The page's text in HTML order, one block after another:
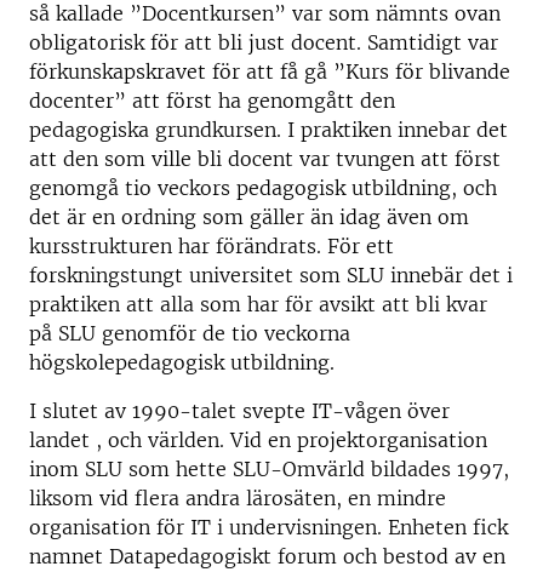
så kallade ”Docentkursen” var som nämnts ovan
obligatorisk för att bli just docent. Samtidigt var
förkunskapskravet för att få gå ”Kurs för blivande
docenter” att först ha genomgått den
pedagogiska grundkursen. I praktiken innebar det
att den som ville bli docent var tvungen att först
genomgå tio veckors pedagogisk utbildning, och
det är en ordning som gäller än idag även om
kursstrukturen har förändrats. För ett
forskningstungt universitet som SLU innebär det i
praktiken att alla som har för avsikt att bli kvar
på SLU genomför de tio veckorna
högskolepedagogisk utbildning.
I slutet av 1990-talet svepte IT-vågen över
landet , och världen. Vid en projektorganisation
inom SLU som hette SLU-Omvärld bildades 1997,
liksom vid flera andra lärosäten, en mindre
organisation för IT i undervisningen. Enheten fick
namnet Datapedagogiskt forum och bestod av en